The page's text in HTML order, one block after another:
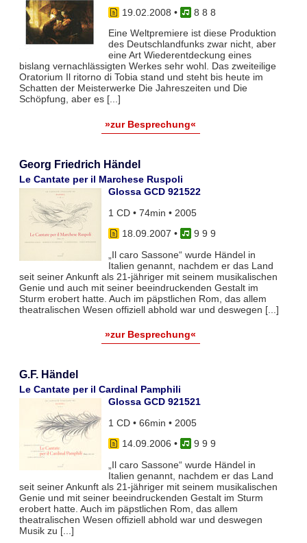
19.02.2008 •
8 8 8
Eine Weltpremiere ist diese Produktion
des Deutschlandfunks zwar nicht, aber
eine Art Wiederentdeckung eines
bislang vernachlässigten Werkes sehr wohl. Das zweiteilige
Oratorium Il ritorno di Tobia stand und steht bis heute im
Schatten der Meisterwerke Die Jahreszeiten und Die
Schöpfung, aber es [...]
»zur Besprechung«
Georg Friedrich Händel
Le Cantate per il Marchese Ruspoli
Glossa GCD 921522
1 CD • 74min • 2005
18.09.2007 •
9 9 9
„Il caro Sassone“ wurde Händel in
Italien genannt, nachdem er das Land
seit seiner Ankunft als 21-jähriger mit seinem musikalischen
Genie und auch mit seiner beeindruckenden Gestalt im
Sturm erobert hatte. Auch im päpstlichen Rom, das allem
theatralischen Wesen offiziell abhold war und deswegen [...]
»zur Besprechung«
G.F. Händel
Le Cantate per il Cardinal Pamphili
Glossa GCD 921521
1 CD • 66min • 2005
14.09.2006 •
9 9 9
„Il caro Sassone“ wurde Händel in
Italien genannt, nachdem er das Land
seit seiner Ankunft als 21-jähriger mit seinem musikalischen
Genie und mit seiner beeindruckenden Gestalt im Sturm
erobert hatte. Auch im päpstlichen Rom, das allem
theatralischen Wesen offiziell abhold war und deswegen
Musik zu [...]